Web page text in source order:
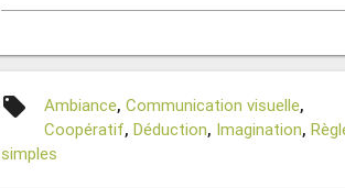
local_offer Ambiance,Communication visuelle,
Coopératif,Déduction, Imagination,
simples